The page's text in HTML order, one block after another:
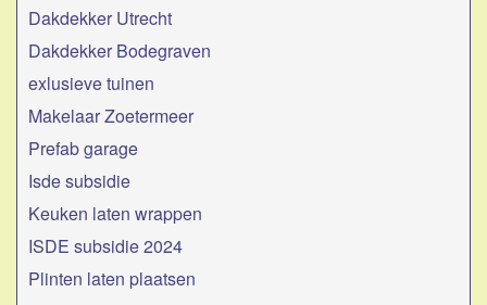
Dakdekker Utrecht
Dakdekker Bodegraven
exlusieve tuinen
Makelaar Zoetermeer
Prefab garage
Isde subsidie
Keuken laten wrappen
ISDE subsidie 2024
Plinten laten plaatsen